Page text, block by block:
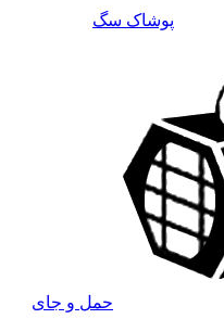
پوشاک سگ
حمل و جای